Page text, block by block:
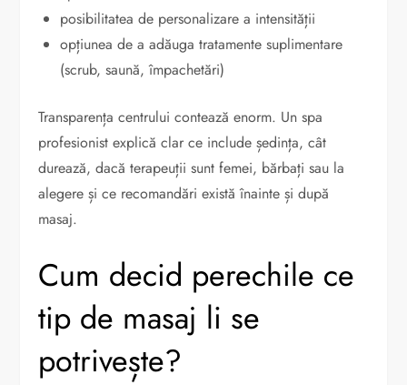
posibilitatea de personalizare a intensității
opțiunea de a adăuga tratamente suplimentare
(scrub, saună, împachetări)
Transparența centrului contează enorm. Un spa
profesionist explică clar ce include ședința, cât
durează, dacă terapeuții sunt femei, bărbați sau la
alegere și ce recomandări există înainte și după
masaj.
Cum decid perechile ce
tip de masaj li se
potrivește?